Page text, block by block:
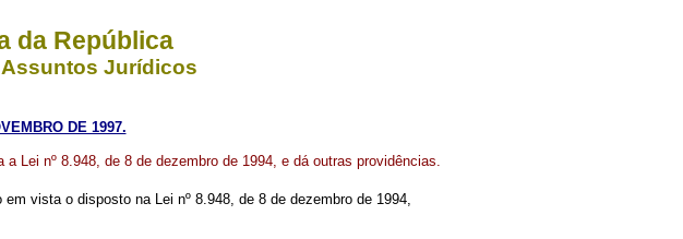
da República
Jurídicos
DE 1997.
a Lei nº 8.948, de 8 de dezembro de 1994, e dá outras providências.
vista o disposto na Lei nº 8.948, de 8 de dezembro de 1994,